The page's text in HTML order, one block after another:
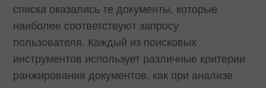
списка оказались те документы, которые
наиболее соответствуют запросу
пользователя. Каждый из поисковых
инструментов использует различные критерии
ранжирования документов, как при анализе